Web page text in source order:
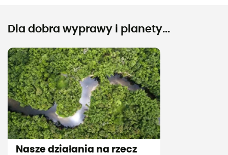
Dla dobra wyprawy i planety...
Nasze działania na rzecz